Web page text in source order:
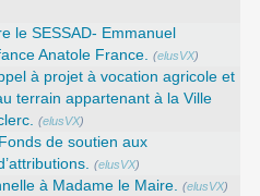
le SESSAD- Emmanuel
Anatole France. (elusVX)
à projet à vocation agricole et
terrain appartenant à la Ville
(elusVX)
de soutien aux
(elusVX)
à Madame le Maire. (elusVX)